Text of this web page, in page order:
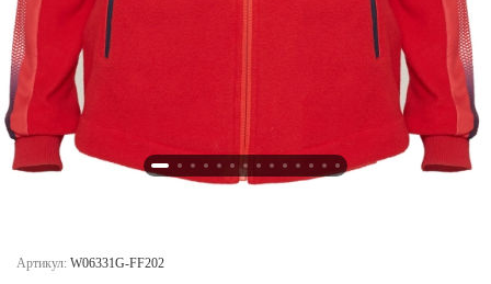
Саратовская область (1)
Свердловская область (5)
Северная Осетия (2)
Смоленская область (1)
Ставропольский край (5)
Томская область (1)
Тульская область (1)
Артикул: W06331G-FF202